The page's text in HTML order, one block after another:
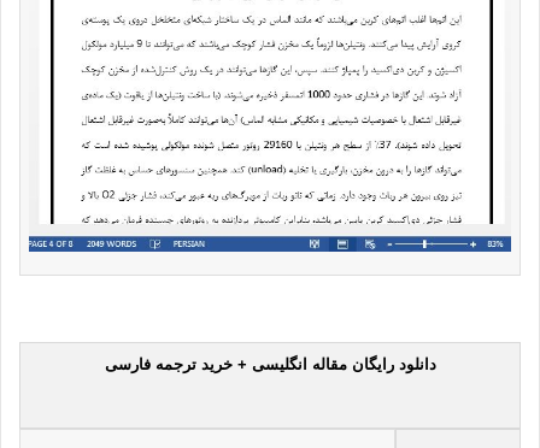
دانلود رایگان مقاله انگلیسی + خرید ترجمه فارسی